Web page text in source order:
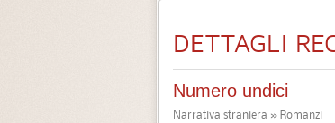
DETTAGLI
Numero undici
Narrativa straniera » Romanzi